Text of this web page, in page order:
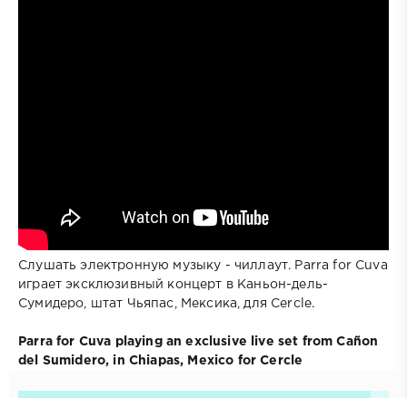
Слушать электронную музыку - чиллаут. Parra for Cuva
играет эксклюзивный концерт в Каньон-дель-
Сумидеро, штат Чьяпас, Мексика, для Cercle.
Parra for Cuva playing an exclusive live set from Cañon
del Sumidero, in Chiapas, Mexico for Cercle